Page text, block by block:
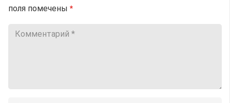
поля помечены *